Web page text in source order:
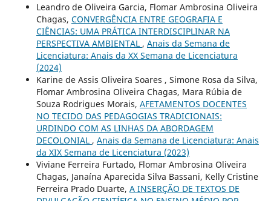
Leandro de Oliveira Garcia, Flomar Ambrosina Oliveira
Chagas, CONVERGÊNCIA ENTRE GEOGRAFIA E
CIÊNCIAS: UMA PRÁTICA INTERDISCIPLINAR NA
PERSPECTIVA AMBIENTAL , Anais da Semana de
Licenciatura: Anais da XX Semana de Licenciatura
(2024)
Karine de Assis Oliveira Soares , Simone Rosa da Silva,
Flomar Ambrosina Oliveira Chagas, Mara Rúbia de
Souza Rodrigues Morais, AFETAMENTOS DOCENTES
NO TECIDO DAS PEDAGOGIAS TRADICIONAIS:
URDINDO COM AS LINHAS DA ABORDAGEM
DECOLONIAL , Anais da Semana de Licenciatura: Anais
da XIX Semana de Licenciatura (2023)
Viviane Ferreira Furtado, Flomar Ambrosina Oliveira
Chagas, Janaína Aparecida Silva Bassani, Kelly Cristine
Ferreira Prado Duarte, A INSERÇÃO DE TEXTOS DE